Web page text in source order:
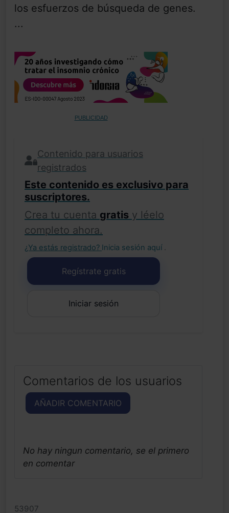
los esfuerzos de búsqueda de genes.
...
PUBLICIDAD
Contenido para usuarios
registrados
Este contenido es exclusivo para
suscriptores.
Crea tu cuenta gratis y léelo
completo ahora.
¿Ya estás registrado? Inicia sesión aquí .
Regístrate gratis
Iniciar sesión
Comentarios de los usuarios
AÑADIR COMENTARIO
No hay ningun comentario, se el primero
en comentar
53907